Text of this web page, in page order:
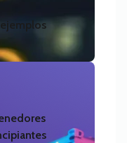
ejemplos